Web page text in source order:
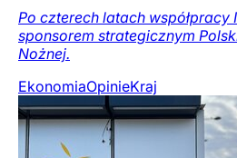
Po czterech latach współpracy
sponsorem strategicznym
Nożnej.
EkonomiaOpinieKraj